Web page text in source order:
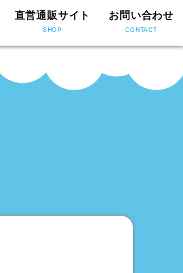
直営通販サイト
SHOP
お問い合わせ
CONTACT